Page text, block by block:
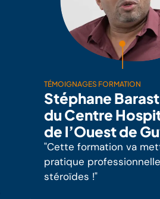
TÉMOIGNAGES FORMATION
Stéphane
du Centre
de l’Ouest de
"Cette formation va
pratique
stéroïdes !"